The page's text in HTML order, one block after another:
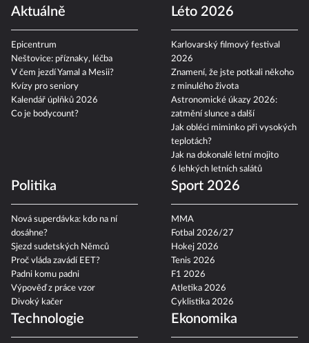
Aktuálně
Epicentrum
Neštovice: příznaky, léčba
V čem jezdí Yamal a Mesii?
Kvízy pro seniory
Kalendář úplňků 2026
Co je bodycount?
Léto 2026
Karlovarský filmový festival
2026
Znamení, že jste potkali někoho
z minulého života
Astronomické úkazy 2026:
zatmění slunce a další
Jak obléci miminko při vysokých
teplotách?
Jak na dokonalé letní mojito
6 lehkých letních salátů
Politika
Nová superdávka: kdo na ní
dosáhne?
Sjezd sudetských Němců
Proč vláda zavádí EET?
Padni komu padni
Výpověď z práce vzor
Divoký kačer
Sport 2026
MMA
Fotbal 2026/27
Hokej 2026
Tenis 2026
F1 2026
Atletika 2026
Cyklistika 2026
Technologie Ekonomika